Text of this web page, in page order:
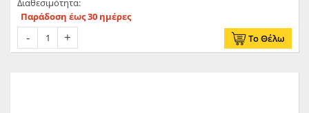
Διαθεσιμότητα:
Παράδοση έως 30 ημέρες
Το Θέλω